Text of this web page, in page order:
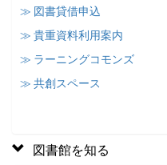
≫ 図書貸借申込
≫ 貴重資料利用案内
≫ ラーニングコモンズ
≫ 共創スペース
図書館を知る